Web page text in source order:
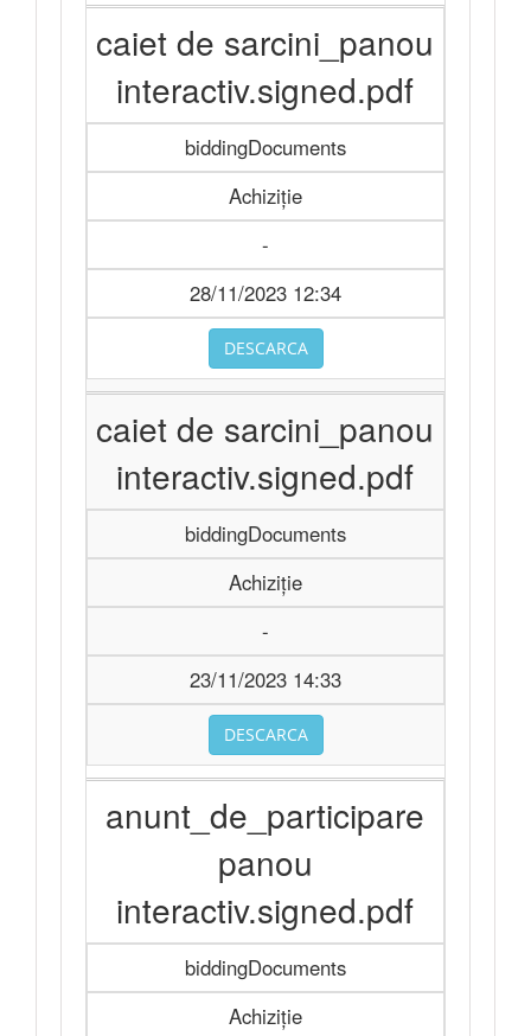
caiet de sarcini_panou
interactiv.signed.pdf
biddingDocuments
Achiziție
-
28/11/2023 12:34
DESCARCA
caiet de sarcini_panou
interactiv.signed.pdf
biddingDocuments
Achiziție
-
23/11/2023 14:33
DESCARCA
anunt_de_participare
panou
interactiv.signed.pdf
biddingDocuments
Achiziție